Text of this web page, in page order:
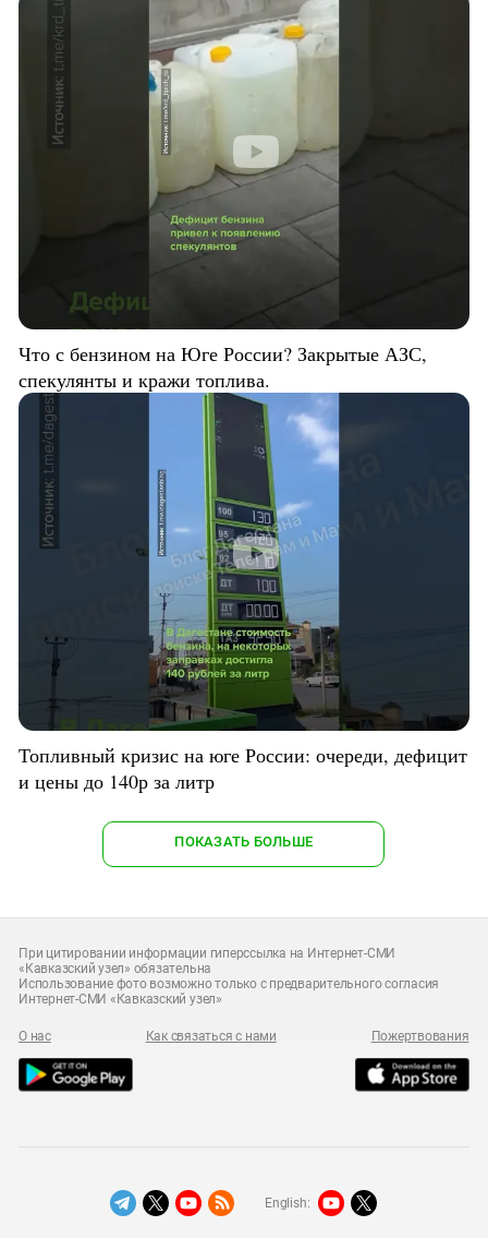
Что с бензином на Юге России? Закрытые АЗС,
спекулянты и кражи топлива.
Топливный кризис на юге России: очереди, дефицит
и цены до 140р за литр
ПОКАЗАТЬ БОЛЬШЕ
При цитировании информации гиперссылка на Интернет-СМИ
«Кавказский узел» обязательна
Использование фото возможно только с предварительного согласия
Интернет-СМИ «Кавказский узел»
О нас Как связаться с нами Пожертвования
English: